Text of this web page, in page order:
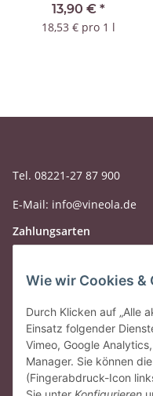
13,90 € *
18,53 € pro 1 l
Tel. 08221-27 87 900
E-Mail: info@vineola.de
Zahlungsarten
Wie wir Cookies &
Durch Klicken auf „Alle
Einsatz folgender
Vimeo, Google
Manager. Sie können
(Fingerabdruck-Icon